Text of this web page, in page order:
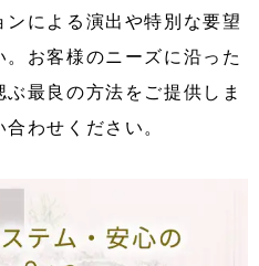
による演出や特別な要望
お客様のニーズに沿った
最良の方法をご提供しま
わせください。